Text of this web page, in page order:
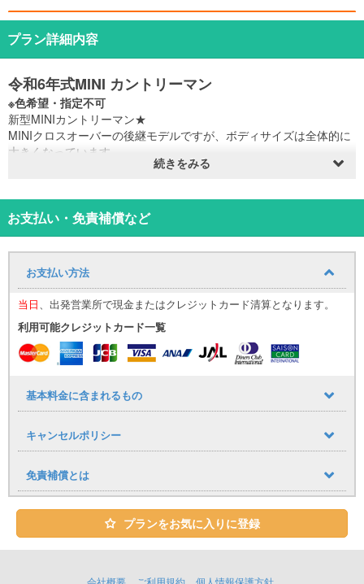
プラン詳細内容
令和6年式MINI カントリーマン
※色希望・指定不可
新型MINIカントリーマン★
MINIクロスオーバーの後継モデルですが、ボディサイズは全体的に
大きくなっています
インテリアも大きく変更されており、メーターパネルが廃止されセ
大型の円形有機ELタイプへ変更されメーター表示パネルとしてはも
ちろん、ナビゲーションや
室内空間も広々とし後部座席に大人が乗り込んでも圧迫感を感じる
ことはありません
MINIらしい走りも健在で楽しくドライブできること間違いなし！
ユニバースレンタカーの高品質な車・サービスでストレスフリーで
快適な旅を♪
心のこもったおもてなしで、お客様をお迎え致します。
・ETC、カーナビ、全車標準装備！
・タクシー送迎サービス
那覇空港到着しましたら出口１番を出てタクシーで店舗までお越し
空港から店舗までの直送のみ料金をお支払致します。
※領収書の提出が必要となります。
レンタカーご予約１台につきタクシー１台分返金（５名様以上の場
合はジャンボタクシーをご利用ください。）
※タクシー複数台でご来店の場合、２台目以降のタクシー代はご返金
※那覇空港にはジャンボタクシー乗り場がございます。当日ジャンボ
続きをみる
お支払い・免責補償など
お支払い方法
当日、出発営業所で現金またはクレジットカード清算となります。
利用可能クレジットカード一覧
基本料金に含まれるもの
キャンセルポリシー
免責補償とは
プランをお気に入りに登録
会社概要 ご利用規約 個人情報保護方針